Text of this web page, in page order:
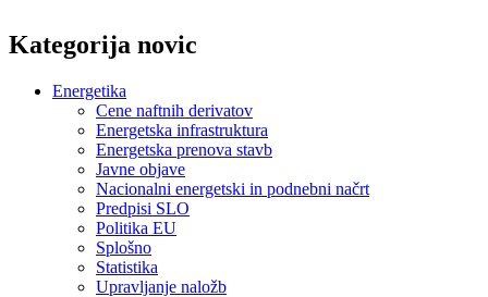
Kategorija novic
Energetika
Cene naftnih derivatov
Energetska infrastruktura
Energetska prenova stavb
Javne objave
Nacionalni energetski in podnebni načrt
Predpisi SLO
Politika EU
Splošno
Statistika
Upravljanje naložb